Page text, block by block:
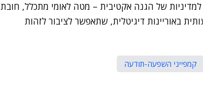
למדיניות של הגנה אקטיבית – מטה לאומי מתכלל, חובת
באוריינות דיגיטלית, שתאפשר לציבור לזהות
קמפייני השפעה-תודעה